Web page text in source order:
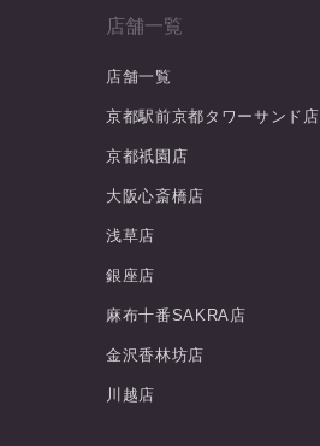
店舗一覧
店舗一覧
京都駅前京都タワーサンド店
京都祇園店
大阪心斎橋店
浅草店
銀座店
麻布十番SAKRA店
金沢香林坊店
川越店